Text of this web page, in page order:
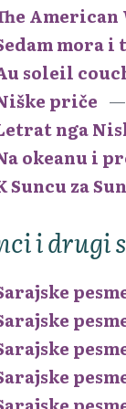
American
mora
soleil
priče
nga
okeanu i
Suncu za
i drugi